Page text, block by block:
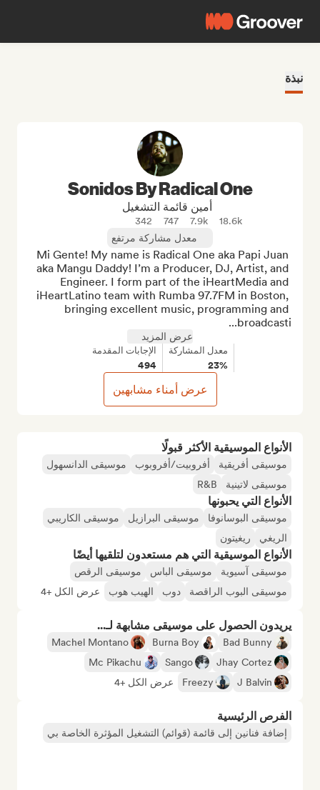
نبذة
الأنواع الموسيقية الأكثر قبولًا
موسيقى أفريقية أفروبيت/أفروبوب
موسيقى الدانسهول
موسيقى لاتينية
R&B
الأنواع التي يحبونها
موسيقى البوسانوفا موسيقى البرازيل
موسيقى الكاريبي
الريغي
ريغيتون
الأنواع الموسيقية التي هم مستعدون لتلقيها أيضًا
موسيقى آسيوية موسيقى الباس
موسيقى الرقص
موسيقى البوب الراقصة
دوب الهيب هوب عرض الكل +4
يريدون الحصول على موسيقى مشابهة لـ...
Bad Bunny
Burna Boy
Machel Montano
Jhay Cortez
Sango
Mc Pikachu
J Balvin
Freezy عرض الكل +4
الفرص الرئيسية
إضافة فنانين إلى قائمة (قوائم) التشغيل المؤثرة الخاصة بي
Sonidos By Radical One
أمين قائمة التشغيل
18.6k
7.9k
747
342
معدل مشاركة مرتفع
Mi Gente! My name is Radical One aka Papi Juan
aka Mangu Daddy! I’m a Producer, DJ, Artist, and
Engineer. I form part of the iHeartMedia and
iHeartLatino team with Rumba 97.7FM in Boston,
bringing excellent music, programming and
broadcasti...
عرض المزيد
معدل المشاركة
23%
الإجابات المقدمة
494
عرض أمناء مشابهين